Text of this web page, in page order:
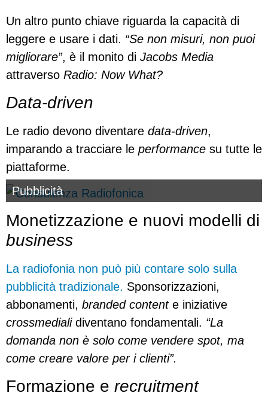
Un altro punto chiave riguarda la capacità di
leggere e usare i dati. “Se non misuri, non puoi
migliorare”, è il monito di Jacobs Media
attraverso Radio: Now What?
Data-driven
Le radio devono diventare data-driven,
imparando a tracciare le performance su tutte le
piattaforme.
Pubblicità
Monetizzazione e nuovi modelli di
business
La radiofonia non può più contare solo sulla
pubblicità tradizionale. Sponsorizzazioni,
abbonamenti, branded contente iniziative
crossmedialidiventano fondamentali. “La
domanda non è solo come vendere spot, ma
come creare valore per i clienti”.
Formazione e recruitment